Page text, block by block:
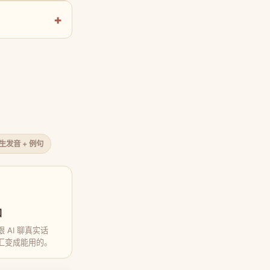
发音 + 例句
AI 聊真实话
成能用的。